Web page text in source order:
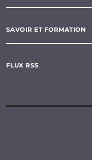
SAVOIR ET FORMATION
FLUX RSS